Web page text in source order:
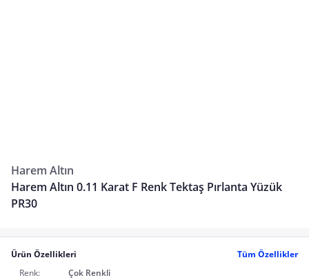
Harem Altın
Harem Altın 0.11 Karat F Renk Tektaş Pırlanta Yüzük
PR30
Ürün Özellikleri
Tüm Özellikler
Renk:
Çok Renkli